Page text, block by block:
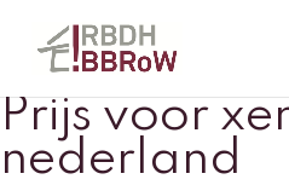
Prijs voor
nederland